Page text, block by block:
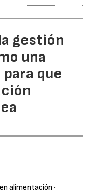
gestión
una
que
alimentación ·